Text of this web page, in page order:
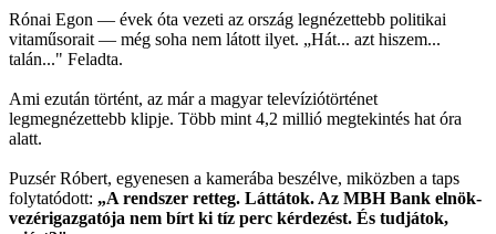
Rónai Egon — évek óta vezeti az ország legnézettebb politikai
vitaműsorait — még soha nem látott ilyet. „Hát... azt hiszem...
talán..." Feladta.
Ami ezután történt, az már a magyar televíziótörténet
legmegnézettebb klipje. Több mint 4,2 millió megtekintés hat óra
alatt.
Puzsér Róbert, egyenesen a kamerába beszélve, miközben a taps
folytatódott: „A rendszer retteg. Láttátok. Az MBH Bank elnök-
vezérigazgatója nem bírt ki tíz perc kérdezést. És tudjátok,